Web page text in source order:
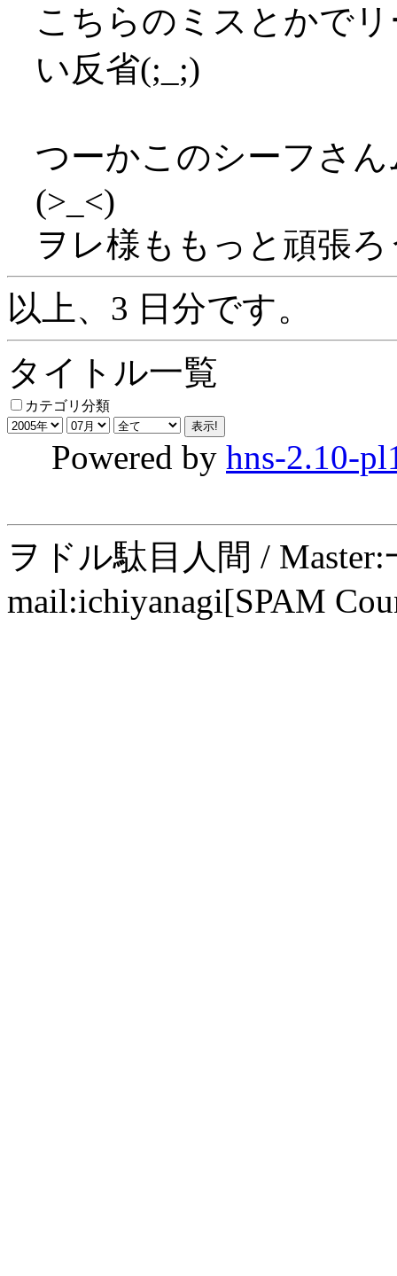
こちらのミスとかで
い反省(;_;)
つーかこのシーフさ
(>_<)
ヲレ様ももっと頑張
以上、3 日分です。
タイトル一覧
カテゴリ分類
Powered by hns-2.10-
ヲドル駄目人間 /
mail:ichiyanagi[SPAM